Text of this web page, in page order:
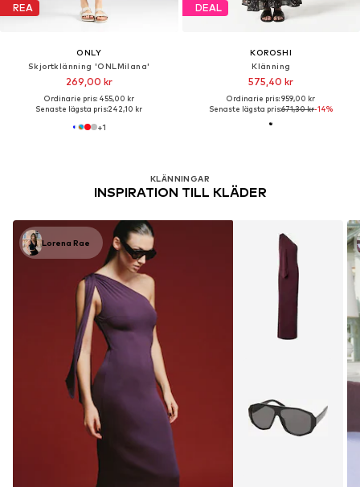
REA
ONLY
Skjortklänning 'ONLMilana'
269,00 kr
Ordinarie pris: 455,00 kr
Senaste lägsta pris:242,10 kr
+1
DEAL
KOROSHI
Klänning
575,40 kr
Ordinarie pris: 959,00 kr
Senaste lägsta pris:671,30 kr-14%
KLÄNNINGAR
INSPIRATION TILL KLÄDER
Lorena Rae